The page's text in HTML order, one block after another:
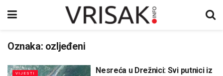
Oznaka: ozljeđeni
VIJESTI
Nesreća u Drežnici: Svi putnici iz